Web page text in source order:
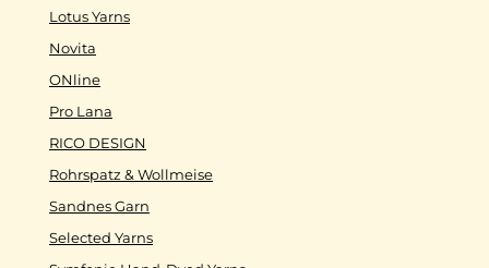
Lotus Yarns
Novita
ONline
Pro Lana
RICO DESIGN
Rohrspatz & Wollmeise
Sandnes Garn
Selected Yarns